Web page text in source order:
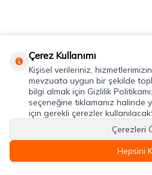
Çerez Kullanımı
Kişisel verileriniz,
mevzuata uygun bir şekilde
bilgi almak için Gizlilik
seçeneğine tıklamanız halinde
için gerekli çerezler
Çerezleri
Hepsini